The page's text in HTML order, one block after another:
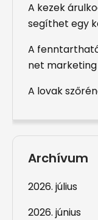
A kezek
segíthet egy
A
net marketing
A lovak
Archívum
2026. július
2026. június